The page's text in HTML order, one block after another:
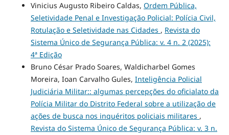
Vinicius Augusto Ribeiro Caldas, Ordem Pública,
Seletividade Penal e Investigação Policial: Polícia Civil,
Rotulação e Seletividade nas Cidades , Revista do
Sistema Único de Segurança Pública: v. 4 n. 2 (2025):
4ª Edição
Bruno César Prado Soares, Waldicharbel Gomes
Moreira, Ioan Carvalho Gules, Inteligência Policial
Judiciária Militar:: algumas percepções do oficialato da
Polícia Militar do Distrito Federal sobre a utilização de
ações de busca nos inquéritos policiais militares ,
Revista do Sistema Único de Segurança Pública: v. 3 n.